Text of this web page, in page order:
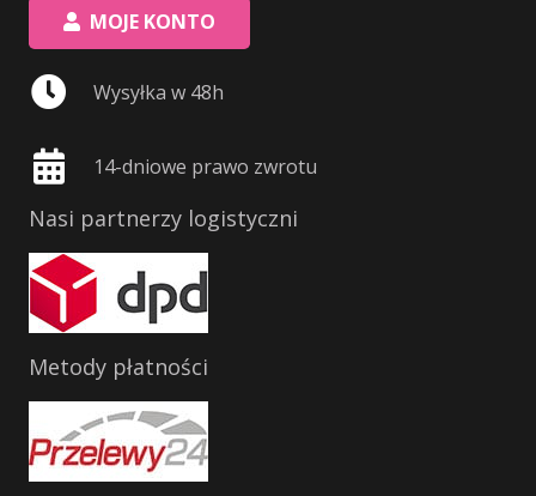
MOJE KONTO
Wysyłka w 48h
14-dniowe prawo zwrotu
Nasi partnerzy logistyczni
Metody płatności